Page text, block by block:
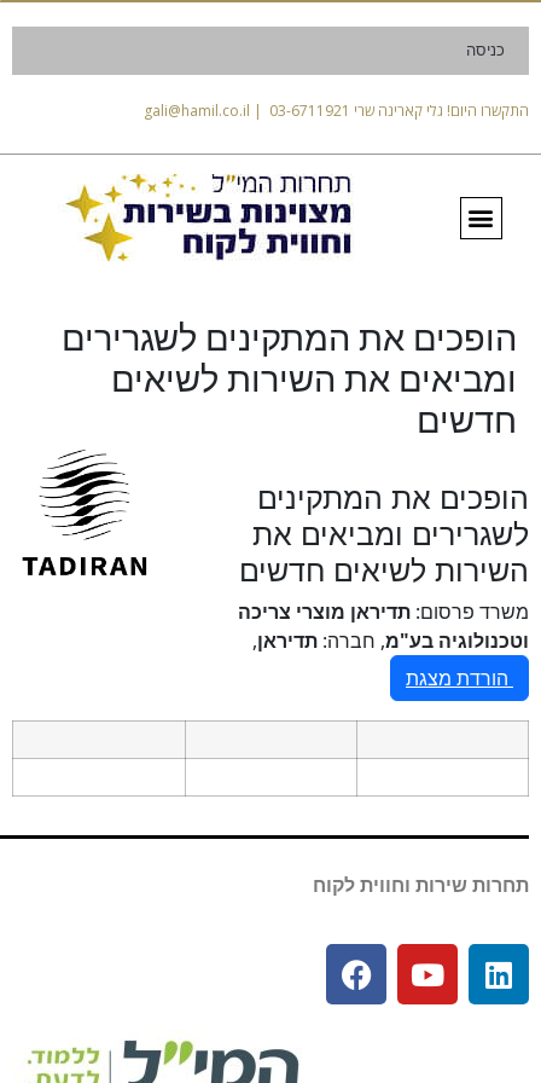
כניסה
התקשרו היום! גלי קארינה שרי 03-6711921 | gali@hamil.co.il
הופכים את המתקינים לשגרירים
ומביאים את השירות לשיאים
חדשים
הופכים את המתקינים
לשגרירים ומביאים את
השירות לשיאים חדשים
משרד פרסום:תדיראן מוצרי צריכה
וטכנולוגיה בע"מ, חברה:תדיראן,
הורדת מצגת
תחרות שירות וחווית לקוח